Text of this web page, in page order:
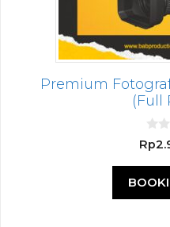
Premium
(Full
0
o
o
Rp